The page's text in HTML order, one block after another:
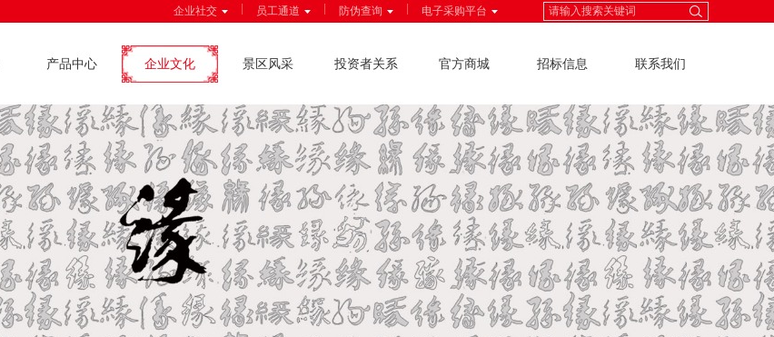
企业社交 员工通道 防伪查询 电子采购平台
产品中心 企业文化 景区风采 投资者关系 官方商城 招标信息 联系我们